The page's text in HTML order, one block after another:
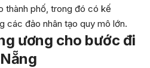
thành phố, trong đó có kế
các đảo nhân tạo quy mô lớn.
ương cho bước đi